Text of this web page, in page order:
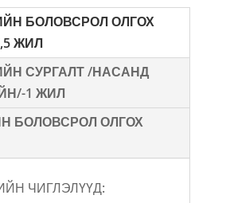
БОЛОВСРОЛ ОЛГОХ
ЖИЛ
СУРГАЛТ /НАСАНД
1 ЖИЛ
БОЛОВСРОЛ ОЛГОХ
ЧИГЛЭЛҮҮД: